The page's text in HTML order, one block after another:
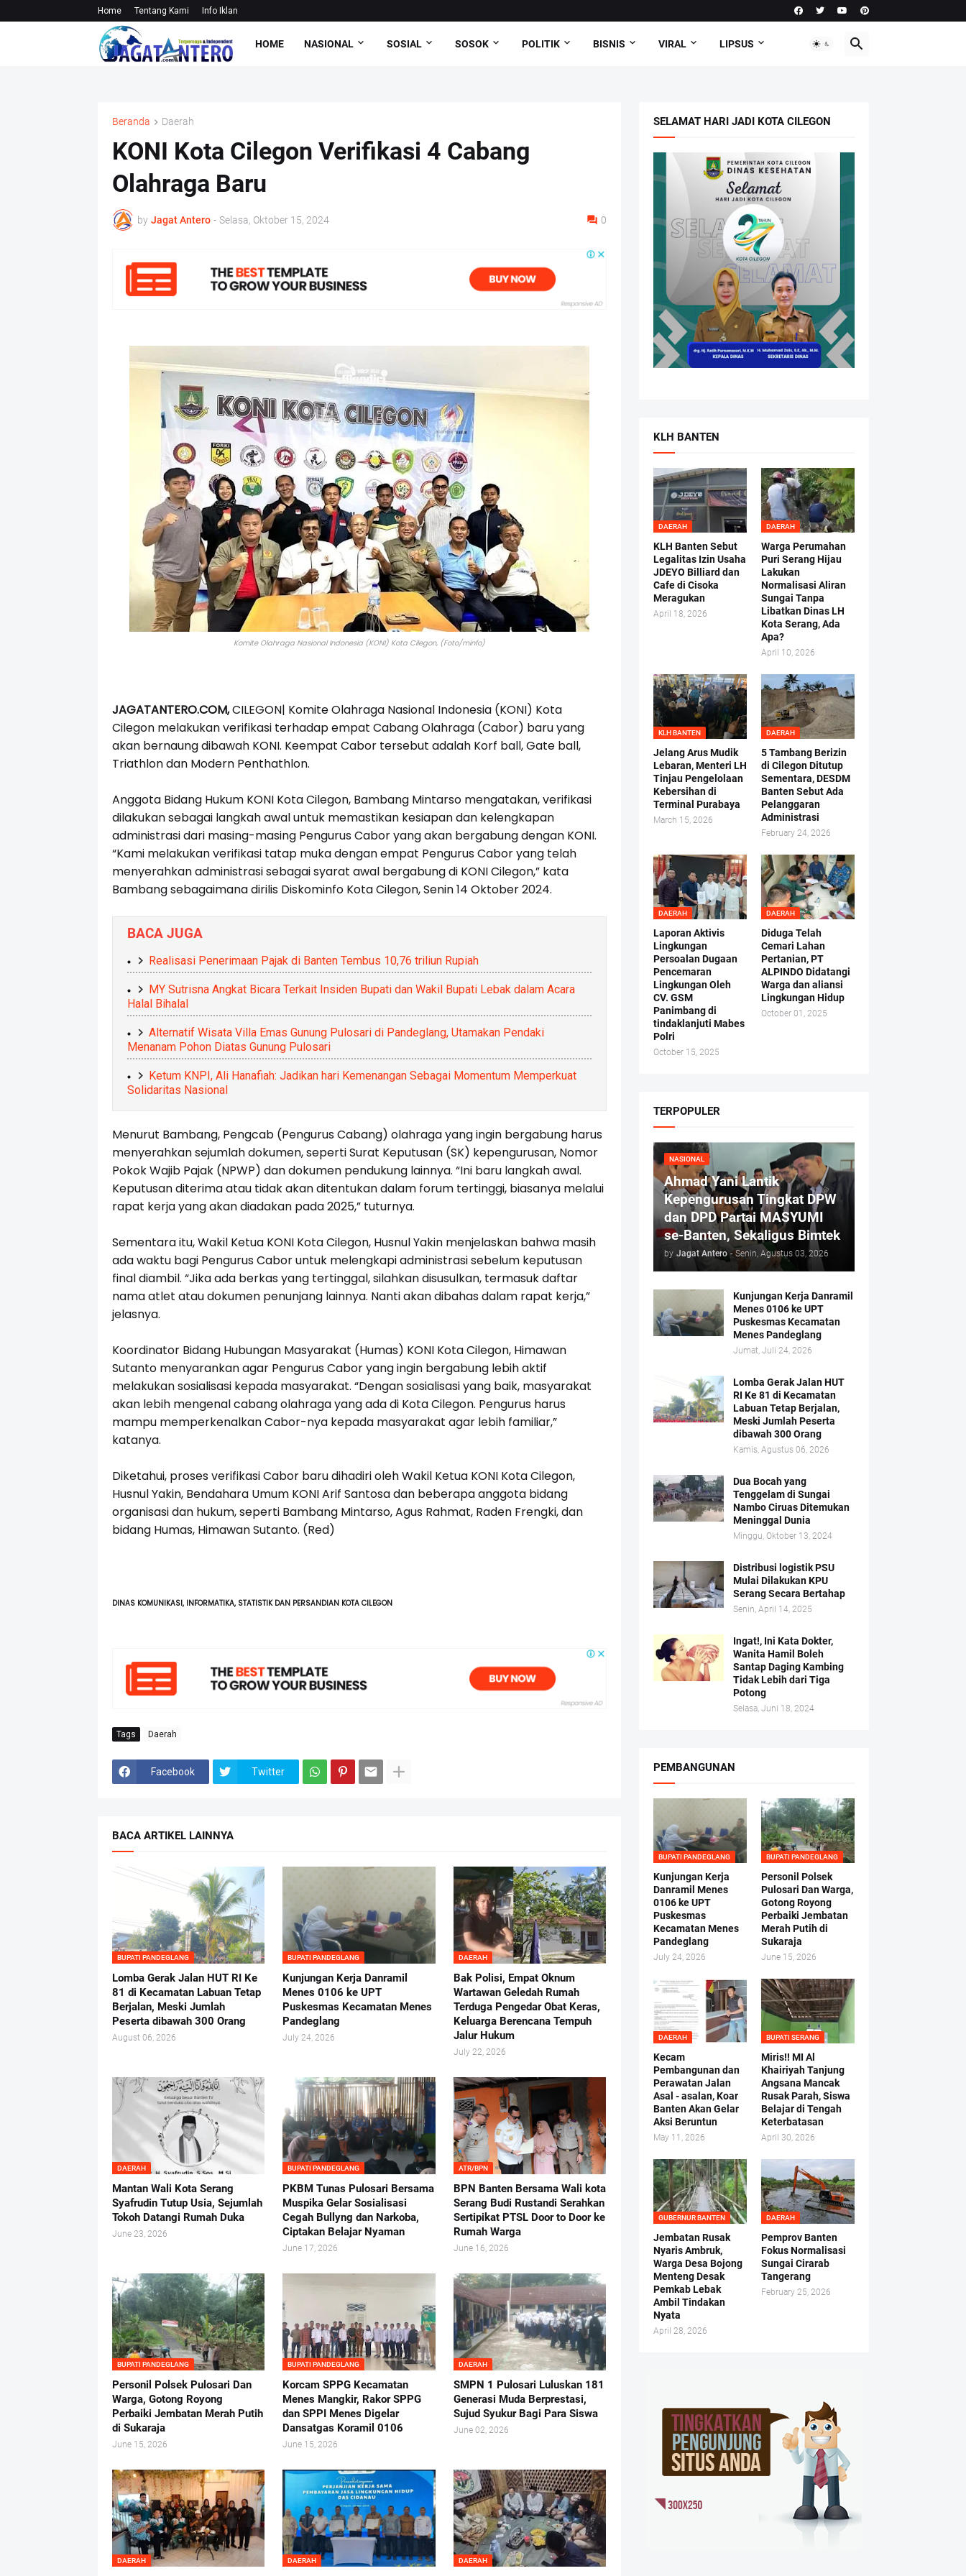
Home Tentang Kami Info Iklan
HOME NASIONAL SOSIAL SOSOK POLITIK BISNIS VIRAL LIPSUS
Beranda Daerah
KONI Kota Cilegon Verifikasi 4 Cabang
Olahraga Baru
by Jagat Antero - Selasa, Oktober 15, 2024 0
Komite Olahraga Nasional Indonesia (KONI) Kota Cilegon, (Foto/minfo)
JAGATANTERO.COM,CILEGON| Komite Olahraga Nasional Indonesia (KONI) Kota
Cilegon melakukan verifikasi terhadap empat Cabang Olahraga (Cabor) baru yang
akan bernaung dibawah KONI. Keempat Cabor tersebut adalah Korf ball, Gate ball,
Triathlon dan Modern Penthathlon.
Anggota Bidang Hukum KONI Kota Cilegon, Bambang Mintarso mengatakan, verifikasi
dilakukan sebagai langkah awal untuk memastikan kesiapan dan kelengkapan
administrasi dari masing-masing Pengurus Cabor yang akan bergabung dengan KONI.
“Kami melakukan verifikasi tatap muka dengan empat Pengurus Cabor yang telah
menyerahkan administrasi sebagai syarat awal bergabung di KONI Cilegon,” kata
Bambang sebagaimana dirilis Diskominfo Kota Cilegon, Senin 14 Oktober 2024.
BACA JUGA
Realisasi Penerimaan Pajak di Banten Tembus 10,76 triliun Rupiah
MY Sutrisna Angkat Bicara Terkait Insiden Bupati dan Wakil Bupati Lebak dalam Acara
Halal Bihalal
Alternatif Wisata Villa Emas Gunung Pulosari di Pandeglang, Utamakan Pendaki
Menanam Pohon Diatas Gunung Pulosari
Ketum KNPI, Ali Hanafiah: Jadikan hari Kemenangan Sebagai Momentum Memperkuat
Solidaritas Nasional
Menurut Bambang, Pengcab (Pengurus Cabang) olahraga yang ingin bergabung harus
menyerahkan sejumlah dokumen, seperti Surat Keputusan (SK) kepengurusan, Nomor
Pokok Wajib Pajak (NPWP) dan dokumen pendukung lainnya. “Ini baru langkah awal.
Keputusan diterima atau tidak akan ditentukan dalam forum tertinggi, biasanya melalui
rapat kerja yang akan diadakan pada 2025,” tuturnya.
Sementara itu, Wakil Ketua KONI Kota Cilegon, Husnul Yakin menjelaskan bahwa masih
ada waktu bagi Pengurus Cabor untuk melengkapi administrasi sebelum keputusan
final diambil. “Jika ada berkas yang tertinggal, silahkan disusulkan, termasuk daftar
nama atlet atau dokumen penunjang lainnya. Nanti akan dibahas dalam rapat kerja,”
jelasnya.
Koordinator Bidang Hubungan Masyarakat (Humas) KONI Kota Cilegon, Himawan
Sutanto menyarankan agar Pengurus Cabor yang ingin bergabung lebih aktif
melakukan sosialisasi kepada masyarakat. “Dengan sosialisasi yang baik, masyarakat
akan lebih mengenal cabang olahraga yang ada di Kota Cilegon. Pengurus harus
mampu memperkenalkan Cabor-nya kepada masyarakat agar lebih familiar,”
katanya.
Diketahui, proses verifikasi Cabor baru dihadiri oleh Wakil Ketua KONI Kota Cilegon,
Husnul Yakin, Bendahara Umum KONI Arif Santosa dan beberapa anggota bidang
organisasi dan hukum, seperti Bambang Mintarso, Agus Rahmat, Raden Frengki, dan
bidang Humas, Himawan Sutanto. (Red)
DINAS KOMUNIKASI, INFORMATIKA, STATISTIK DAN PERSANDIAN KOTA CILEGON
Tags Daerah
Facebook Twitter
BACA ARTIKEL LAINNYA
BUPATI PANDEGLANG
Lomba Gerak Jalan HUT RI Ke
81 di Kecamatan Labuan Tetap
Berjalan, Meski Jumlah
Peserta dibawah 300 Orang
August 06, 2026
BUPATI PANDEGLANG
Kunjungan Kerja Danramil
Menes 0106 ke UPT
Puskesmas Kecamatan Menes
Pandeglang
July 24, 2026
DAERAH
Bak Polisi, Empat Oknum
Wartawan Geledah Rumah
Terduga Pengedar Obat Keras,
Keluarga Berencana Tempuh
Jalur Hukum
July 22, 2026
DAERAH
Mantan Wali Kota Serang
Syafrudin Tutup Usia, Sejumlah
Tokoh Datangi Rumah Duka
June 23, 2026
BUPATI PANDEGLANG
PKBM Tunas Pulosari Bersama
Muspika Gelar Sosialisasi
Cegah Bullyng dan Narkoba,
Ciptakan Belajar Nyaman
June 17, 2026
ATR/BPN
BPN Banten Bersama Wali kota
Serang Budi Rustandi Serahkan
Sertipikat PTSL Door to Door ke
Rumah Warga
June 16, 2026
BUPATI PANDEGLANG
Personil Polsek Pulosari Dan
Warga, Gotong Royong
Perbaiki Jembatan Merah Putih
di Sukaraja
June 15, 2026
BUPATI PANDEGLANG
Korcam SPPG Kecamatan
Menes Mangkir, Rakor SPPG
dan SPPI Menes Digelar
Dansatgas Koramil 0106
June 15, 2026
DAERAH
SMPN 1 Pulosari Luluskan 181
Generasi Muda Berprestasi,
Sujud Syukur Bagi Para Siswa
June 02, 2026
DAERAH DAERAH DAERAH
SELAMAT HARI JADI KOTA CILEGON
KLH BANTEN
DAERAH
KLH Banten Sebut
Legalitas Izin Usaha
JDEYO Billiard dan
Cafe di Cisoka
Meragukan
April 18, 2026
DAERAH
Warga Perumahan
Puri Serang Hijau
Lakukan
Normalisasi Aliran
Sungai Tanpa
Libatkan Dinas LH
Kota Serang, Ada
Apa?
April 10, 2026
KLH BANTEN
Jelang Arus Mudik
Lebaran, Menteri LH
Tinjau Pengelolaan
Kebersihan di
Terminal Purabaya
March 15, 2026
DAERAH
5 Tambang Berizin
di Cilegon Ditutup
Sementara, DESDM
Banten Sebut Ada
Pelanggaran
Administrasi
February 24, 2026
DAERAH
Laporan Aktivis
Lingkungan
Persoalan Dugaan
Pencemaran
Lingkungan Oleh
CV. GSM
Panimbang di
tindaklanjuti Mabes
Polri
October 15, 2025
DAERAH
Diduga Telah
Cemari Lahan
Pertanian, PT
ALPINDO Didatangi
Warga dan aliansi
Lingkungan Hidup
October 01, 2025
TERPOPULER
NASIONAL
Ahmad Yani Lantik
Kepengurusan Tingkat DPW
dan DPD Partai MASYUMI
se-Banten, Sekaligus Bimtek
by Jagat Antero - Senin, Agustus 03, 2026
Kunjungan Kerja Danramil
Menes 0106 ke UPT
Puskesmas Kecamatan
Menes Pandeglang
Jumat, Juli 24, 2026
Lomba Gerak Jalan HUT
RI Ke 81 di Kecamatan
Labuan Tetap Berjalan,
Meski Jumlah Peserta
dibawah 300 Orang
Kamis, Agustus 06, 2026
Dua Bocah yang
Tenggelam di Sungai
Nambo Ciruas Ditemukan
Meninggal Dunia
Minggu, Oktober 13, 2024
Distribusi logistik PSU
Mulai Dilakukan KPU
Serang Secara Bertahap
Senin, April 14, 2025
Ingat!, Ini Kata Dokter,
Wanita Hamil Boleh
Santap Daging Kambing
Tidak Lebih dari Tiga
Potong
Selasa, Juni 18, 2024
PEMBANGUNAN
BUPATI PANDEGLANG
Kunjungan Kerja
Danramil Menes
0106 ke UPT
Puskesmas
Kecamatan Menes
Pandeglang
July 24, 2026
BUPATI PANDEGLANG
Personil Polsek
Pulosari Dan Warga,
Gotong Royong
Perbaiki Jembatan
Merah Putih di
Sukaraja
June 15, 2026
DAERAH
Kecam
Pembangunan dan
Perawatan Jalan
Asal - asalan, Koar
Banten Akan Gelar
Aksi Beruntun
May 11, 2026
BUPATI SERANG
Miris!! MI Al
Khairiyah Tanjung
Angsana Mancak
Rusak Parah, Siswa
Belajar di Tengah
Keterbatasan
April 30, 2026
GUBERNUR BANTEN
Jembatan Rusak
Nyaris Ambruk,
Warga Desa Bojong
Menteng Desak
Pemkab Lebak
Ambil Tindakan
Nyata
April 28, 2026
DAERAH
Pemprov Banten
Fokus Normalisasi
Sungai Cirarab
Tangerang
February 25, 2026